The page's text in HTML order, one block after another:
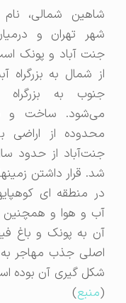
شاهین شمالی، نام
شهر تهران و درمیان
جنت آباد و پونک است.
از شمال به بزرگراه
جنوب به بزرگراه
می‌شود. ساخت و ساز
محدوده از اراضی
شد. قرار داشتن زمین­های
در منطقه­­ ای
آب و هوا و همچنین
آن به پونک و باغ فیض
اصلی جذب مهاجر به
شکل­ گیری آن بوده است.
منبع)